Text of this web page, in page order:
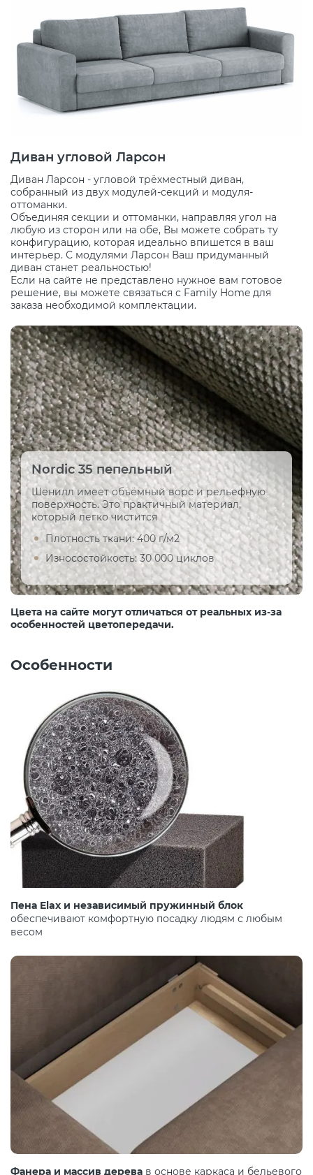
Диван угловой Ларсон
Диван Ларсон - угловой трёхместный диван,
собранный из двух модулей-секций и модуля-
оттоманки.
Объединяя секции и оттоманки, направляя угол на
любую из сторон или на обе, Вы можете собрать ту
конфигурацию, которая идеально впишется в ваш
интерьер. С модулями Ларсон Ваш придуманный
диван станет реальностью!
Если на сайте не представлено нужное вам готовое
решение, вы можете связаться с Family Home для
заказа необходимой комплектации.
Nordic 35 пепельный
Шенилл имеет объёмный ворс и рельефную
поверхность. Это практичный материал,
который легко чистится
Плотность ткани: 400 г/м2
Износостойкость: 30 000 циклов
Цвета на сайте могут отличаться от реальных из-за
особенностей цветопередачи.
Особенности
Пена Elax и независимый пружинный блок
обеспечивают комфортную посадку людям с любым
весом
Фанера и массив дерева в основе каркаса и бельевого